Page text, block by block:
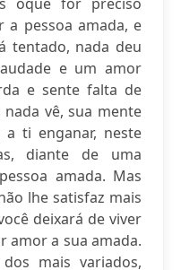
a pessoa amada, e
tentado, nada deu
e um amor
e sente falta de
vê, sua mente
a ti enganar, neste
diante de uma
amada. Mas
lhe satisfaz mais
deixará de viver
amor a sua amada.
mais variados,